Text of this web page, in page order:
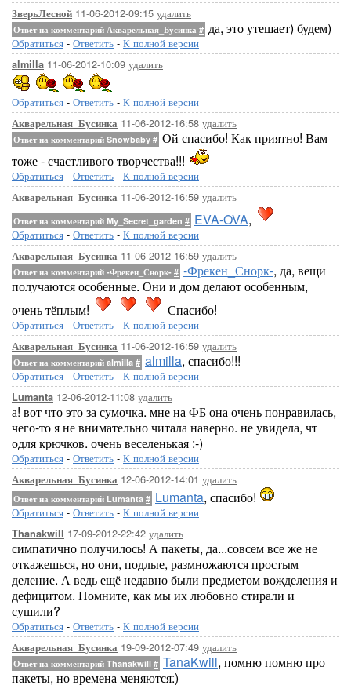
ЗверьЛесной 11-06-2012-09:15 удалить
Ответ на комментарий Акварельная_Бусинка # да, это утешает) будем)
Обратиться - Ответить - К полной версии
almilla 11-06-2012-10:09 удалить
Обратиться - Ответить - К полной версии
Акварельная_Бусинка 11-06-2012-16:58 удалить
Ответ на комментарий Snowbaby # Ой спасибо! Как приятно! Вам
тоже - счастливого творчества!!!
Обратиться - Ответить - К полной версии
Акварельная_Бусинка 11-06-2012-16:59 удалить
Ответ на комментарий My_Secret_garden # EVA-OVA,
Обратиться - Ответить - К полной версии
Акварельная_Бусинка 11-06-2012-16:59 удалить
Ответ на комментарий -Фрекен_Снорк- # -Фрекен_Снорк-, да, вещи
получаются особенные. Они и дом делают особенным,
очень тёплым!
Спасибо!
Обратиться - Ответить - К полной версии
Акварельная_Бусинка 11-06-2012-16:59 удалить
Ответ на комментарий almilla # almilla, спасибо!!!
Обратиться - Ответить - К полной версии
Lumanta 12-06-2012-11:08 удалить
а! вот что это за сумочка. мне на ФБ она очень понравилась,
чего-то я не внимательно читала наверно. не увидела, чт
одля крючков. очень веселенькая :-)
Обратиться - Ответить - К полной версии
Акварельная_Бусинка 12-06-2012-14:01 удалить
Ответ на комментарий Lumanta # Lumanta, спасибо!
Обратиться - Ответить - К полной версии
Thanakwill 17-09-2012-22:42 удалить
симпатично получилось! А пакеты, да...совсем все же не
откажешься, но они, подлые, размножаются простым
деление. А ведь ещё недавно были предметом вожделения и
дефицитом. Помните, как мы их любовно стирали и
сушили?
Обратиться - Ответить - К полной версии
Акварельная_Бусинка 19-09-2012-07:49 удалить
Ответ на комментарий Thanakwill # TanaKwill, помню помню про
пакеты, но времена меняются:)